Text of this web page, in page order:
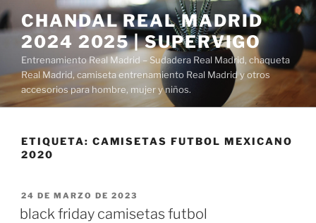
Saltar
al
contenido
CHANDAL REAL MADRID
2024 2025 | SUPERVIGO
Entrenamiento Real Madrid – Sudadera Real Madrid, chaqueta
Real Madrid, camiseta entrenamiento Real Madrid y otros
accesorios para hombre, mujer y niños.
ETIQUETA: CAMISETAS FUTBOL MEXICANO
2020
PUBLICADO
EL
24 DE MARZO DE 2023
black friday camisetas futbol